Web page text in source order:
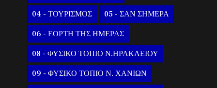
04 - ΤΟΥΡΙΣΜΟΣ 05 - ΣΑΝ ΣΗΜΕΡΑ
06 - ΕΟΡΤΗ ΤΗΣ ΗΜΕΡΑΣ
08 - ΦΥΣΙΚΟ ΤΟΠΙΟ Ν.ΗΡΑΚΛΕΙΟΥ
09 - ΦΥΣΙΚΟ ΤΟΠΙΟ Ν. ΧΑΝΙΩΝ